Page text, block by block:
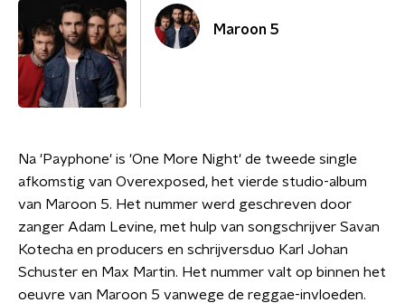
Maroon 5
Na 'Payphone' is 'One More Night' de tweede single
afkomstig van Overexposed, het vierde studio-album
van Maroon 5. Het nummer werd geschreven door
zanger Adam Levine, met hulp van songschrijver Savan
Kotecha en producers en schrijversduo Karl Johan
Schuster en Max Martin. Het nummer valt op binnen het
oeuvre van Maroon 5 vanwege de reggae-invloeden.